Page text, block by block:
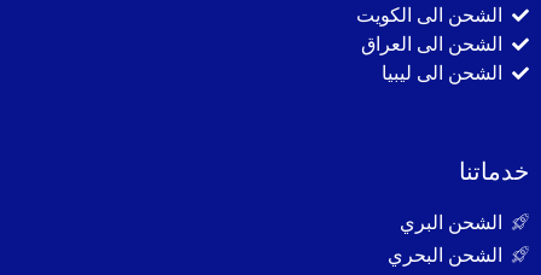
الشحن الى الكويت
الشحن الى العراق
الشحن الى ليبيا
خدماتنا
الشحن البري
الشحن البحري